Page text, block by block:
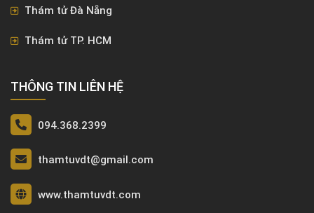
Thám tử Đà Nẵng
Thám tử TP. HCM
THÔNG TIN LIÊN HỆ
094.368.2399
thamtuvdt@gmail.com
www.thamtuvdt.com